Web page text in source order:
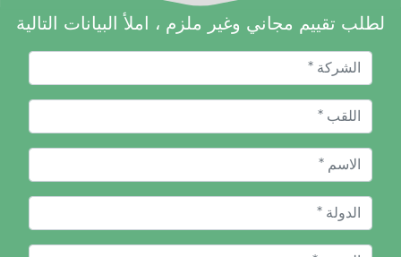
لطلب تقييم مجاني وغير ملزم ، املأ البيانات التالية